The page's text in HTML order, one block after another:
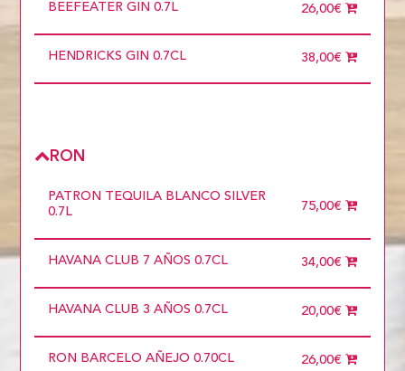
BEEFEATER GIN 0.7L 26,00€
HENDRICKS GIN 0.7CL 38,00€
RON
PATRON TEQUILA BLANCO SILVER
0.7L
75,00€
HAVANA CLUB 7 AÑOS 0.7CL 34,00€
HAVANA CLUB 3 AÑOS 0.7CL 20,00€
RON BARCELO AÑEJO 0.70CL 26,00€